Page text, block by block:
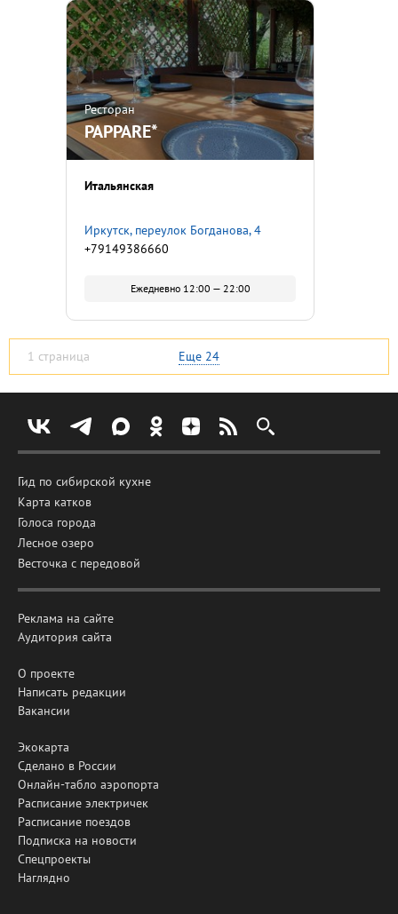
Ресторан
PAPPARE*
Итальянская
Иркутск, переулок Богданова, 4
+79149386660
Ежедневно 12:00 — 22:00
1 страница Еще 24
Гид по сибирской кухне
Карта катков
Голоса города
Лесное озеро
Весточка с передовой
Реклама на сайте
Аудитория сайта
О проекте
Написать редакции
Вакансии
Экокарта
Сделано в России
Онлайн-табло аэропорта
Расписание электричек
Расписание поездов
Подписка на новости
Спецпроекты
Наглядно